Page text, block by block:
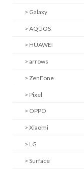
> Galaxy
> AQUOS
> HUAWEI
> arrows
> ZenFone
> Pixel
> OPPO
> Xiaomi
> LG
> Surface